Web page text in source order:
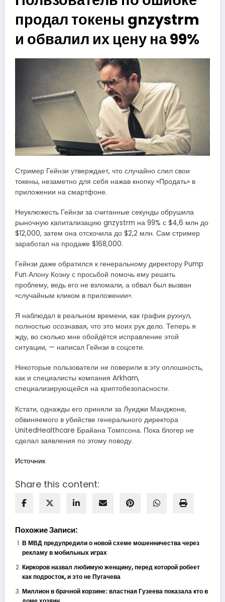
продал токены gnzystrm
и обвалил их цену на 99%
Стример Гейнзи утверждает, что случайно слил свои
токены, незаметно для себя нажав кнопку «Продать» в
приложении на смартфоне.
Неуклюжесть Гейнзи за считанные секунды обрушила
рыночную капитализацию gnzystrm на 99% с $4,6 млн до
$12,000, затем она отскочила до $2,2 млн. Сам стример
заработал на продаже $168,000.
Гейнзи даже обратился к генеральному директору Pump
Fun Алону Коэну с просьбой помочь ему решить
проблему, ведь его не взломали, а обвал был вызван
«случайным кликом в приложении».
Я наблюдал в реальном времени, как график рухнул,
полностью осознавая, что это моих рук дело. Теперь я
жду, во сколько мне обойдётся исправление этой
ситуации, — написал Гейнзи в соцсети.
Некоторые пользователи не поверили в эту оплошность,
как и специалисты компания Arkham,
специализирующейся на криптобезопасности.
Кстати, однажды его приняли за Луиджи Манджоне,
обвиняемого в убийстве генерального директора
UnitedHealthcare Брайана Томпсона. Пока блогер не
сделал заявления по этому поводу.
Источник
Share this content:
Похожие Записи:
В МВД предупредили о новой схеме мошенничества через
рекламу в мобильных играх
Киркоров назвал любимую женщину, перед которой робеет
как подросток, и это не Пугачева
Миллион в брачной корзине: властная Гузеева показала кто в